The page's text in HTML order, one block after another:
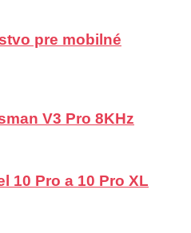
pre mobilné
V3 Pro 8KHz
10 Pro a 10 Pro XL